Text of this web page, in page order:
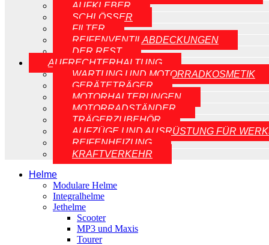
AUFKLEBER
SCHLÖSSER
FILTER
REIFENVENTILABDECKUNGEN
DER REST
AUFRECHTERHALTUNG
WARTUNG UND MOTORRADKOSMETIK
GERÄTETRÄGER
MOTORHALTERUNGEN
MOTORRADSTÄNDER
TRÄGERZUBEHÖR
AUFZÜGE UND AUSRÜSTUNG FÜR
REIFENHEIZUNG
KRAFTVERKEHR
Helme
Modulare Helme
Integralhelme
Jethelme
Scooter
MP3 und Maxis
Tourer